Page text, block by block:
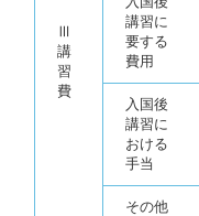
Ⅲ
講
習
費
講習に
要する
費用
入国後
講習に
おける
手当
その他